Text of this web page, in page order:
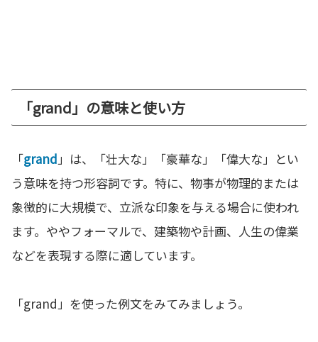
「grand」の意味と使い方
「grand」は、「壮大な」「豪華な」「偉大な」とい
う意味を持つ形容詞です。特に、物事が物理的または
象徴的に大規模で、立派な印象を与える場合に使われ
ます。ややフォーマルで、建築物や計画、人生の偉業
などを表現する際に適しています。
「grand」を使った例文をみてみましょう。